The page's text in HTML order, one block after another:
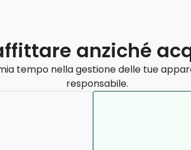
anziché
tempo nella gestione delle tue
responsabile.